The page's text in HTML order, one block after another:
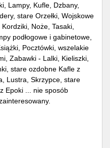
Lampy, Kufle, Dzbany,
stare Orzełki, Wojskowe
Noże, Tasaki,
podłogowe i gabinetowe,
Pocztówki, wszelakie
Zabawki - Lalki, Kieliszki,
stare ozdobne Kafle z
Lustra, Skrzypce, stare
Epoki ... nie sposób